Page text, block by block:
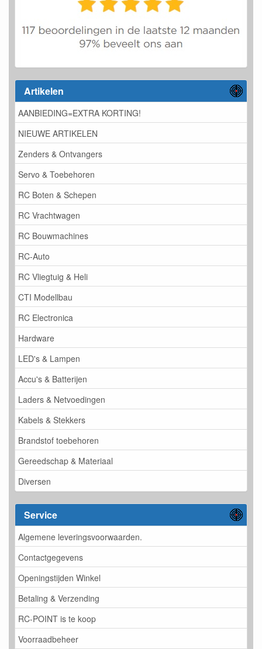
Artikelen
AANBIEDING=EXTRA KORTING!
NIEUWE ARTIKELEN
Zenders & Ontvangers
Servo & Toebehoren
RC Boten & Schepen
RC Vrachtwagen
RC Bouwmachines
RC-Auto
RC Vliegtuig & Heli
CTI Modellbau
RC Electronica
Hardware
LED's & Lampen
Accu's & Batterijen
Laders & Netvoedingen
Kabels & Stekkers
Brandstof toebehoren
Gereedschap & Materiaal
Diversen
Service
Algemene leveringsvoorwaarden.
Contactgegevens
Openingstijden Winkel
Betaling & Verzending
RC-POINT is te koop
Voorraadbeheer